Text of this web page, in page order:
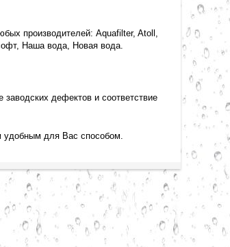
производителей: Aquafilter, Atoll,
Наша вода, Новая вода.
дефектов и соответствие
для Вас способом.